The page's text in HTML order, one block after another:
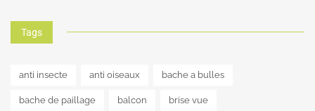
Tags
anti insecte anti oiseaux bache a bulles
bache de paillage balcon brise vue